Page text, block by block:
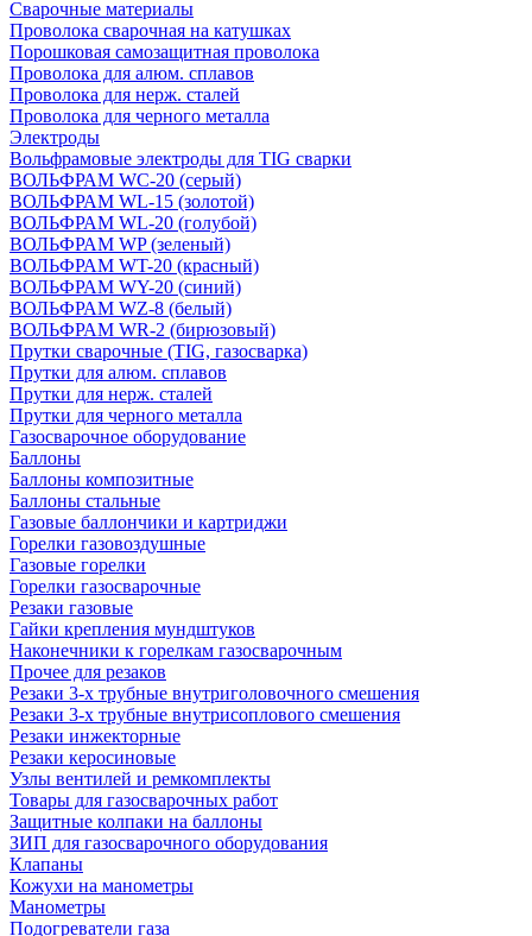
Сварочные материалы
Проволока сварочная на катушках
Порошковая самозащитная проволока
Проволока для алюм. сплавов
Проволока для нерж. сталей
Проволока для черного металла
Электроды
Вольфрамовые электроды для TIG сварки
ВОЛЬФРАМ WC-20 (серый)
ВОЛЬФРАМ WL-15 (золотой)
ВОЛЬФРАМ WL-20 (голубой)
ВОЛЬФРАМ WP (зеленый)
ВОЛЬФРАМ WT-20 (красный)
ВОЛЬФРАМ WY-20 (синий)
ВОЛЬФРАМ WZ-8 (белый)
ВОЛЬФРАМ WR-2 (бирюзовый)
Прутки сварочные (TIG, газосварка)
Прутки для алюм. сплавов
Прутки для нерж. сталей
Прутки для черного металла
Газосварочное оборудование
Баллоны
Баллоны композитные
Баллоны стальные
Газовые баллончики и картриджи
Горелки газовоздушные
Газовые горелки
Горелки газосварочные
Резаки газовые
Гайки крепления мундштуков
Наконечники к горелкам газосварочным
Прочее для резаков
Резаки 3-х трубные внутриголовочного смешения
Резаки 3-х трубные внутрисоплового смешения
Резаки инжекторные
Резаки керосиновые
Узлы вентилей и ремкомплекты
Товары для газосварочных работ
Защитные колпаки на баллоны
ЗИП для газосварочного оборудования
Клапаны
Кожухи на манометры
Манометры
Подогреватели газа